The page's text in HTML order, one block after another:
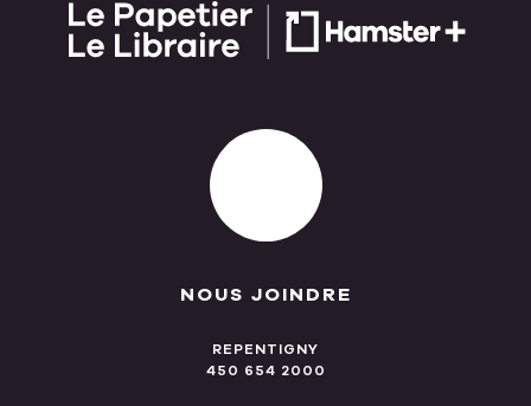
NOUS JOINDRE
REPENTIGNY
450 654 2000